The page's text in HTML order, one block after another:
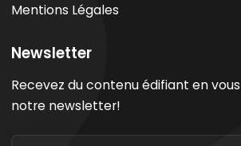
Mentions Légales
Newsletter
Recevez du contenu édifiant en
notre newsletter!